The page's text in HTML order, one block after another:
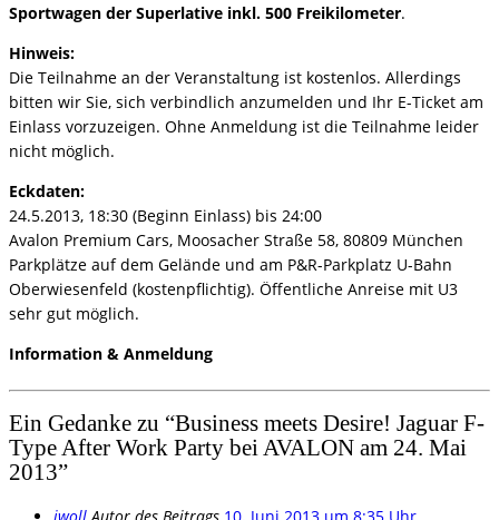
Sportwagen der Superlative inkl. 500 Freikilometer.
Hinweis:
Die Teilnahme an der Veranstaltung ist kostenlos. Allerdings
bitten wir Sie, sich verbindlich anzumelden und Ihr E-Ticket am
Einlass vorzuzeigen. Ohne Anmeldung ist die Teilnahme leider
nicht möglich.
Eckdaten:
24.5.2013, 18:30 (Beginn Einlass) bis 24:00
Avalon Premium Cars, Moosacher Straße 58, 80809 München
Parkplätze auf dem Gelände und am P&R-Parkplatz U-Bahn
Oberwiesenfeld (kostenpflichtig). Öffentliche Anreise mit U3
sehr gut möglich.
Information & Anmeldung
Ein Gedanke zu “Business meets Desire! Jaguar F-
Type After Work Party bei AVALON am 24. Mai
2013”
jwoll Autor des Beitrags 10. Juni 2013 um 8:35 Uhr